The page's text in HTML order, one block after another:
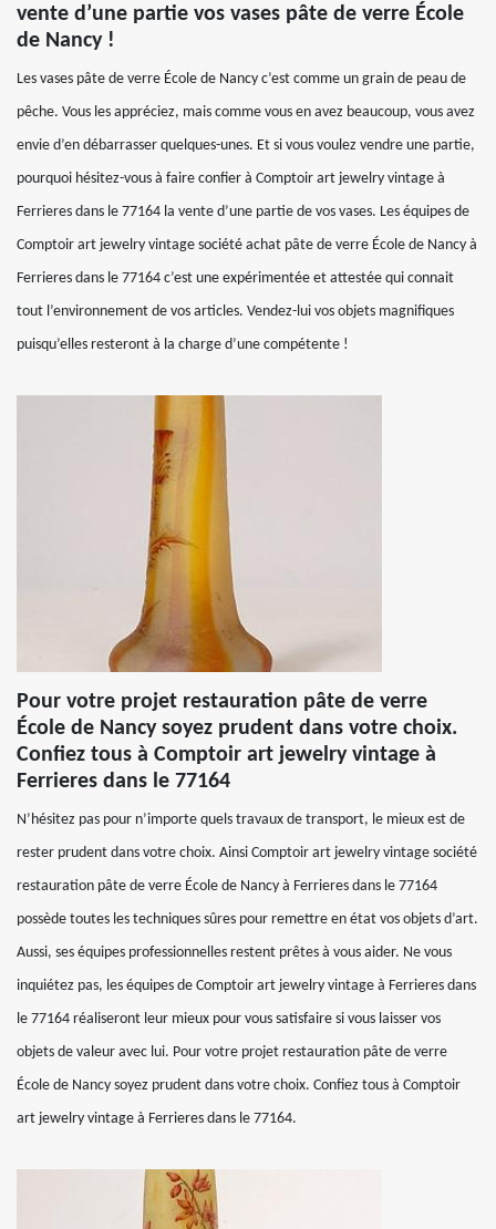
vente d’une partie vos vases pâte de verre École
de Nancy !
Les vases pâte de verre École de Nancy c’est comme un grain de peau de
pêche. Vous les appréciez, mais comme vous en avez beaucoup, vous avez
envie d’en débarrasser quelques-unes. Et si vous voulez vendre une partie,
pourquoi hésitez-vous à faire confier à Comptoir art jewelry vintage à
Ferrieres dans le 77164 la vente d’une partie de vos vases. Les équipes de
Comptoir art jewelry vintage société achat pâte de verre École de Nancy à
Ferrieres dans le 77164 c’est une expérimentée et attestée qui connait
tout l’environnement de vos articles. Vendez-lui vos objets magnifiques
puisqu’elles resteront à la charge d’une compétente !
Pour votre projet restauration pâte de verre
École de Nancy soyez prudent dans votre choix.
Confiez tous à Comptoir art jewelry vintage à
Ferrieres dans le 77164
N’hésitez pas pour n’importe quels travaux de transport, le mieux est de
rester prudent dans votre choix. Ainsi Comptoir art jewelry vintage société
restauration pâte de verre École de Nancy à Ferrieres dans le 77164
possède toutes les techniques sûres pour remettre en état vos objets d’art.
Aussi, ses équipes professionnelles restent prêtes à vous aider. Ne vous
inquiétez pas, les équipes de Comptoir art jewelry vintage à Ferrieres dans
le 77164 réaliseront leur mieux pour vous satisfaire si vous laisser vos
objets de valeur avec lui. Pour votre projet restauration pâte de verre
École de Nancy soyez prudent dans votre choix. Confiez tous à Comptoir
art jewelry vintage à Ferrieres dans le 77164.